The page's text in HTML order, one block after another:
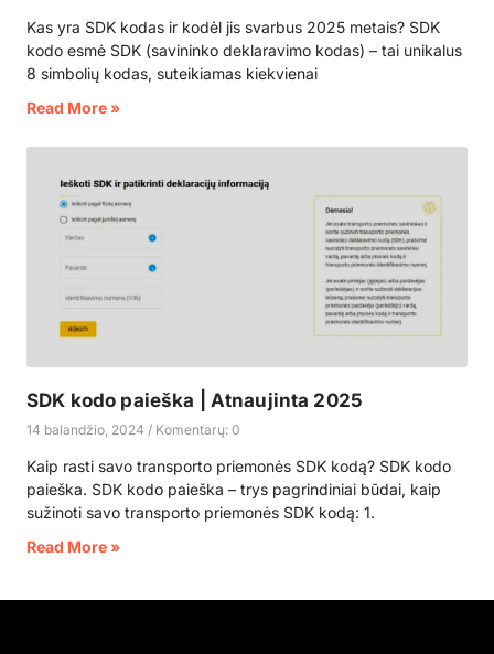
Kas yra SDK kodas ir kodėl jis svarbus 2025 metais? SDK
kodo esmė SDK (savininko deklaravimo kodas) – tai unikalus
8 simbolių kodas, suteikiamas kiekvienai
Read More »
SDK kodo paieška | Atnaujinta 2025
14 balandžio, 2024 Komentarų: 0
Kaip rasti savo transporto priemonės SDK kodą? SDK kodo
paieška. SDK kodo paieška – trys pagrindiniai būdai, kaip
sužinoti savo transporto priemonės SDK kodą: 1.
Read More »